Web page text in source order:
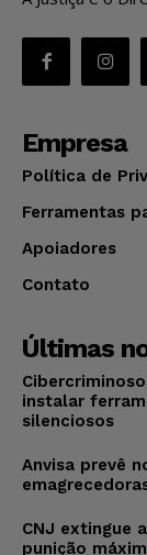
Empresa
Política de
Ferramentas
Apoiadores
Contato
Últimas
instalar
silenciosos
Anvisa prevê
CNJ extingue
punição